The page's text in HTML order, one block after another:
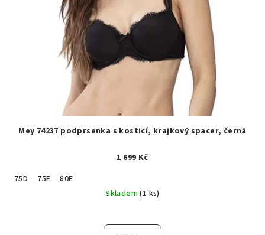
Mey 74237 podprsenka s kosticí, krajkový spacer, černá
1 699 Kč
75D
75E
80E
Skladem(1 ks)